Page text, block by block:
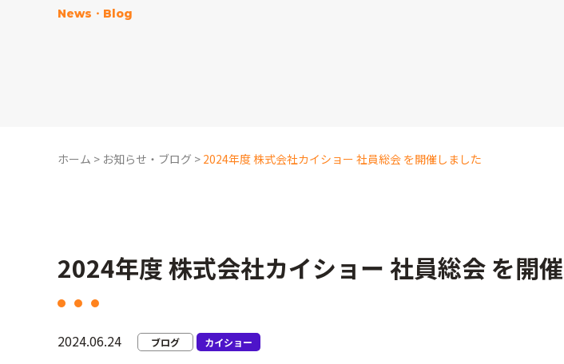
News・Blog
ホーム > お知らせ・ブログ > 2024年度 株式会社カイショー 社員総会 を開催しました
2024年度 株式会社カイショー 社員総会 を開
2024.06.24 ブログ カイショー